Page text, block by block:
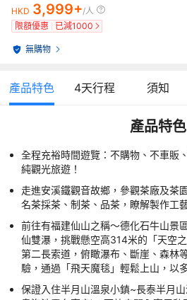
HKD 3,999+/人
限額優惠
已減1000
無購物
產品特色 4天行程 須知
產品特色
全程充裕時間遊覽：不購物、不車販
純觀光旅遊！
走進安溪鐵觀音故鄉，參觀茶廠及茶
名茶採茶、制茶、品茶，瞭解製作工
前往有福建仙山之稱～德化石牛山景
仙雙瀑，挑戰懸空高314米的「天空
第二長索道，俯瞰瀑布、斷崖、森林
驗，通過「飛天魔毯」輕鬆上山，以
保證入住半月山溫泉小鎮~長泰半月